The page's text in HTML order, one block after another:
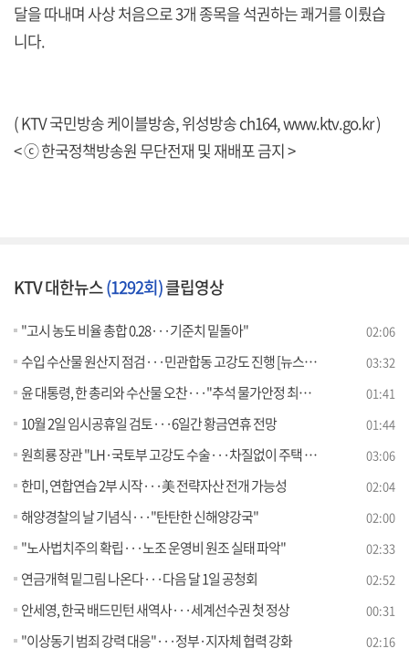
달을 따내며 사상 처음으로 3개 종목을 석권하는 쾌거를 이뤘습
니다.
( KTV 국민방송 케이블방송, 위성방송 ch164,www.ktv.go.kr)
< ⓒ 한국정책방송원 무단전재 및 재배포 금지 >
KTV 대한뉴스(1292회)클립영상
"고시 농도 비율 총합 0.28···기준치 밑돌아" 02:06
수입 수산물 원산지 점검···민관합동 고강도 진행 [뉴스의 맥] 03:32
윤 대통령, 한 총리와 수산물 오찬···"추석 물가안정 최우선" 01:41
10월 2일 임시공휴일 검토···6일간 황금연휴 전망 01:44
원희룡 장관 "LH·국토부 고강도 수술···차질없이 주택 공급" 03:06
한미, 연합연습 2부 시작···美 전략자산 전개 가능성 02:04
해양경찰의 날 기념식···"탄탄한 신해양강국" 02:00
"노사법치주의 확립···노조 운영비 원조 실태 파악" 02:33
연금개혁 밑그림 나온다···다음 달 1일 공청회 02:52
안세영, 한국 배드민턴 새역사···세계선수권 첫 정상 00:31
"이상동기 범죄 강력 대응"···정부·지자체 협력 강화 02:16